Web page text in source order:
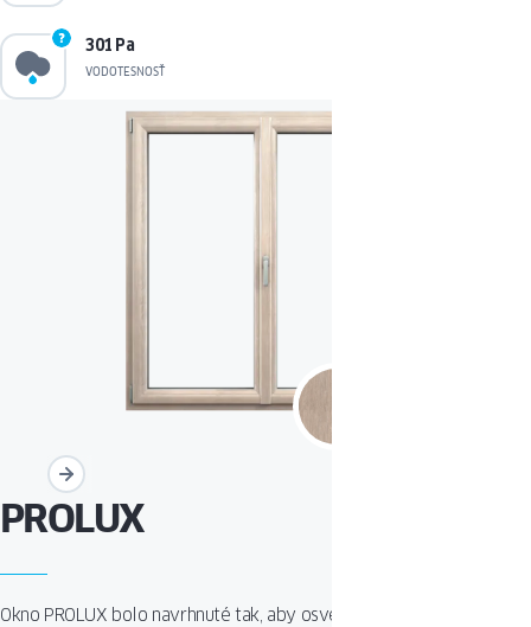
301 Pa
VODOTESNOSŤ
PROLUX
Okno PROLUX bolo navrhnuté tak, aby osvetlilo miestnosti. Vďaka